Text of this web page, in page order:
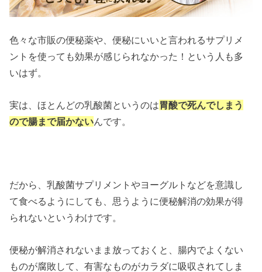
色々な市販の便秘薬や、便秘にいいと言われるサプリメ
ントを使っても効果が感じられなかった！という人も多
いはず。
実は、ほとんどの乳酸菌というのは胃酸で死んでしまう
ので腸まで届かないんです。
だから、乳酸菌サプリメントやヨーグルトなどを意識し
て食べるようにしても、思うように便秘解消の効果が得
られないというわけです。
便秘が解消されないまま放っておくと、腸内でよくない
ものが腐敗して、有害なものがカラダに吸収されてしま